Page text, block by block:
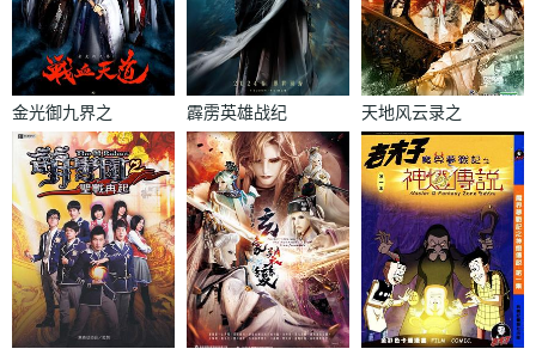
金光御九界之
战血天道
霹雳英雄战纪
之刜伐世界
天地风云录之
剑影魔踪